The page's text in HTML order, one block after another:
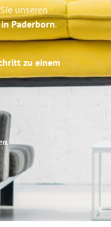
unseren
Paderborn.
zu einem
.